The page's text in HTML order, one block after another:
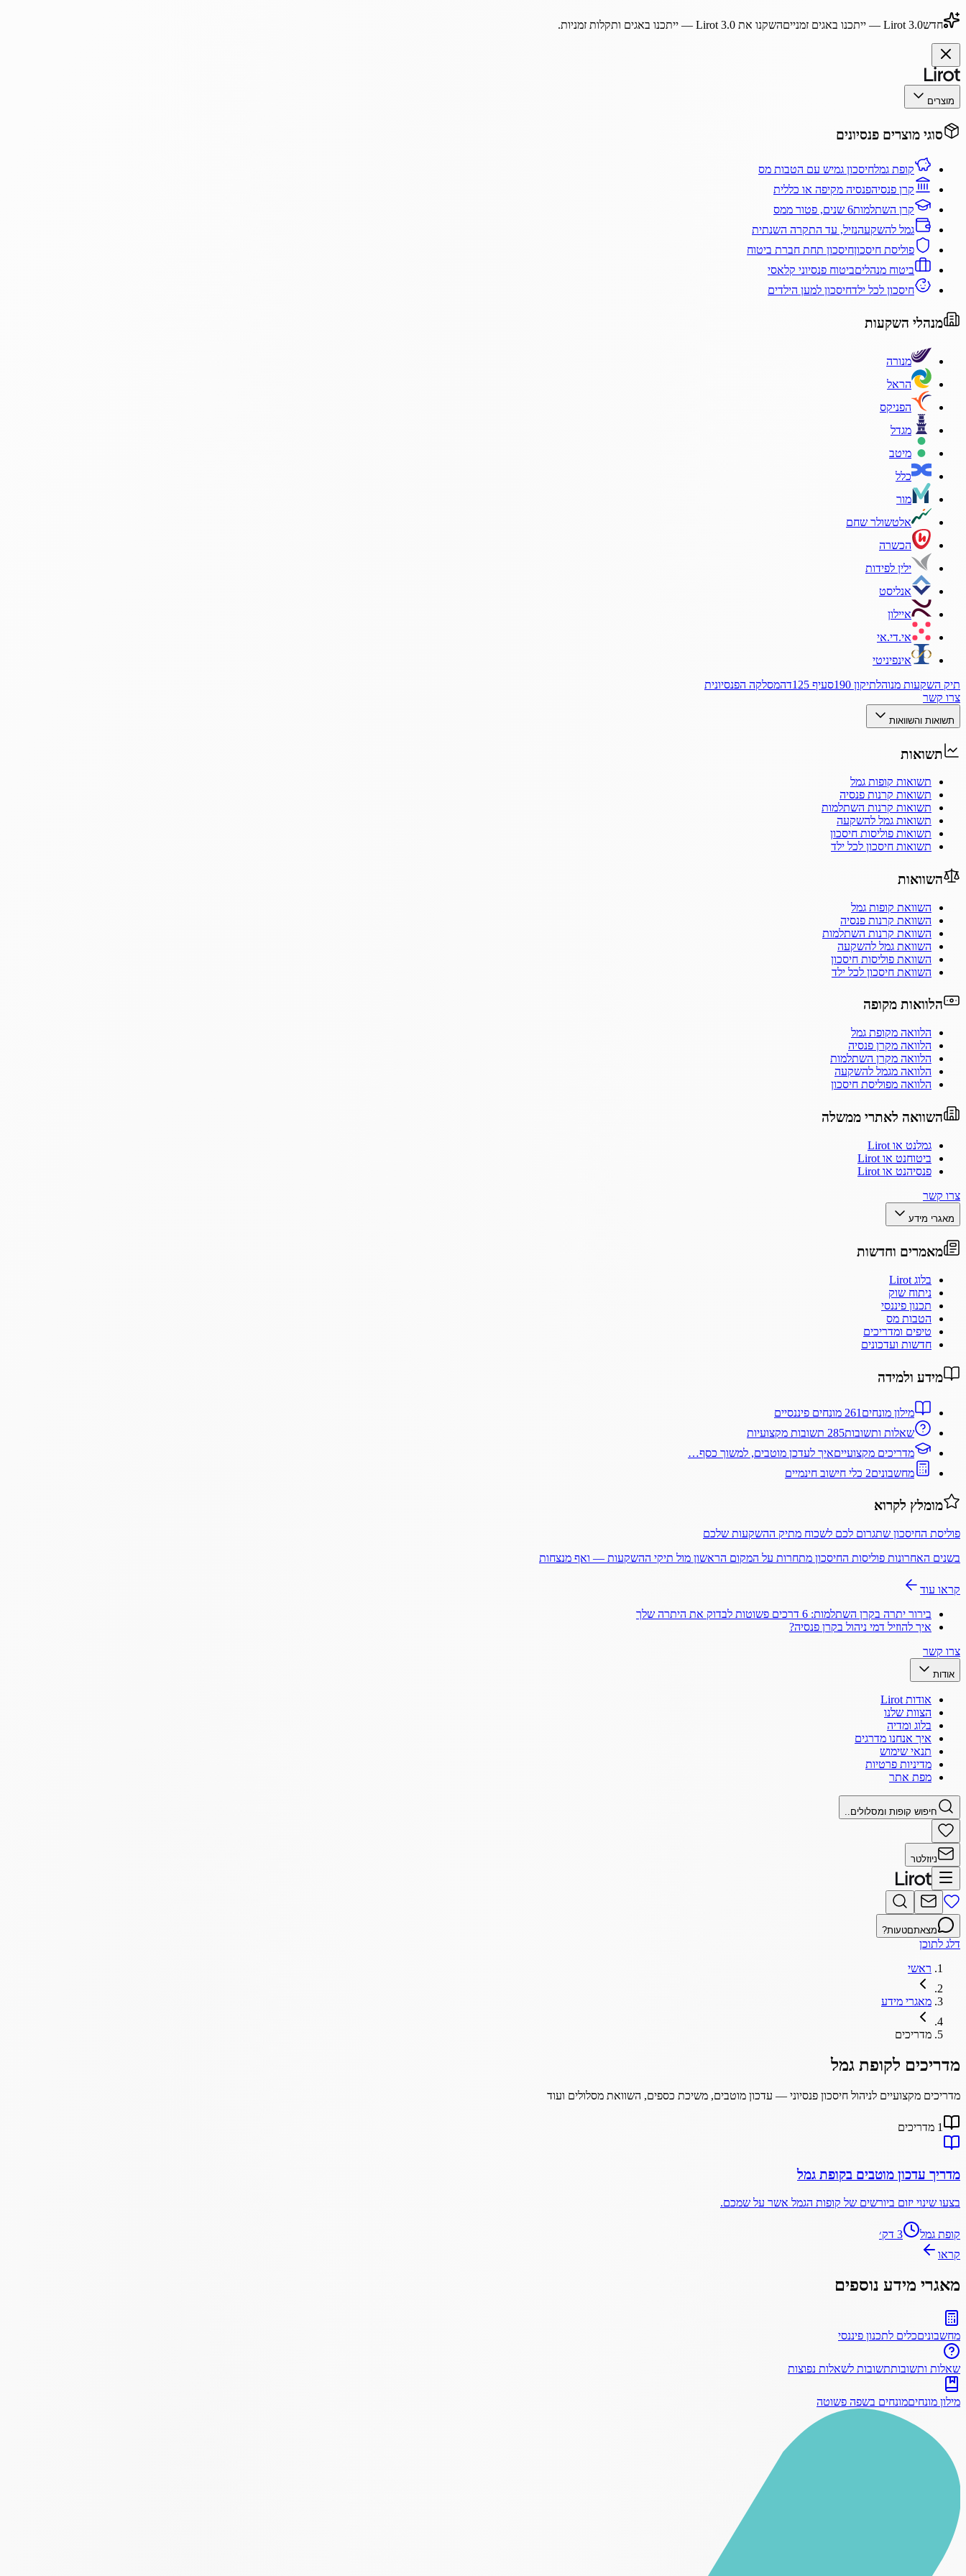
חדשLirot 3.0 — ייתכנו באגים זמנייםהשקנו את Lirot 3.0 — ייתכנו באגים ותקלות זמניות.
מוצרים
סוגי מוצרים פנסיונים
קופת גמלחיסכון גמיש עם הטבות מס
קרן פנסיהפנסיה מקיפה או כללית
קרן השתלמות6 שנים, פטור ממס
גמל להשקעהנזיל, עד התקרה השנתית
פוליסת חיסכוןחיסכון תחת חברת ביטוח
ביטוח מנהליםביטוח פנסיוני קלאסי
חיסכון לכל ילדחיסכון למען הילדים
מנהלי השקעות
מנורה
הראל
הפניקס
מגדל
מיטב
כלל
מור
אלטשולר שחם
הכשרה
ילין לפידות
אנליסט
איילון
אי.די.אי
אינפיניטי
תיק השקעות מנוהלתיקון 190 סעיף 125ד
המסלקה הפנסיונית
צרו קשר
תשואות והשוואות
תשואות
תשואות קופות גמל
תשואות קרנות פנסיה
תשואות קרנות השתלמות
תשואות גמל להשקעה
תשואות פוליסות חיסכון
תשואות חיסכון לכל ילד
השוואות
השוואת קופות גמל
השוואת קרנות פנסיה
השוואת קרנות השתלמות
השוואת גמל להשקעה
השוואת פוליסות חיסכון
השוואת חיסכון לכל ילד
הלוואות מקופה
הלוואה מקופת גמל
הלוואה מקרן פנסיה
הלוואה מקרן השתלמות
הלוואה מגמל להשקעה
הלוואה מפוליסת חיסכון
השוואה לאתרי ממשלה
גמלנט או Lirot
ביטוחנט או Lirot
פנסיהנט או Lirot
צרו קשר
מאגרי מידע
מאמרים וחדשות
בלוג Lirot
ניתוח שוק
תכנון פיננסי
הטבות מס
טיפים ומדריכים
חדשות ועדכונים
מידע ולמידה
מילון מונחים 261 מונחים פיננסיים
שאלות ותשובות285 תשובות מקצועיות
מדריכים מקצועייםאיך לעדכן מוטבים, למשוך כסף…
מחשבונים2 כלי חישוב חינמיים
מומלץ לקרוא
פוליסת החיסכון שתגרום לכם לשכוח מתיק ההשקעות שלכם
בשנים האחרונות פוליסות החיסכון מתחרות על המקום הראשון מול תיקי ההשקעות — ואף מנצחות
קראו עוד
בירור יתרה בקרן השתלמות: 6 דרכים פשוטות לבדוק את היתרה שלך
איך להוזיל דמי ניהול בקרן פנסיה?
צרו קשר
אודות
אודות Lirot
הצוות שלנו
בלוג ומדיה
איך אנחנו מדרגים
תנאי שימוש
מדיניות פרטיות
מפת אתר
חיפוש קופות ומסלולים..
ניוזלטר
מצאתםטעות?
דלג לתוכן
ראשי
מאגרי מידע
מדריכים
מדריכים לקופת גמל
מדריכים מקצועיים לניהול חיסכון פנסיוני — עדכון מוטבים, משיכת כספים, השוואת מסלולים ועוד
1 מדריכים
מדריך עדכון מוטבים בקופת גמל
בצעו שינוי יזום ביורשים של קופות הגמל אשר על שמכם.
קופת גמל 3 דק׳
קראו
מאגרי מידע נוספים
מחשבוניםכלים לתכנון פיננסי
שאלות ותשובותתשובות לשאלות נפוצות
מילון מונחיםמונחים בשפה פשוטה